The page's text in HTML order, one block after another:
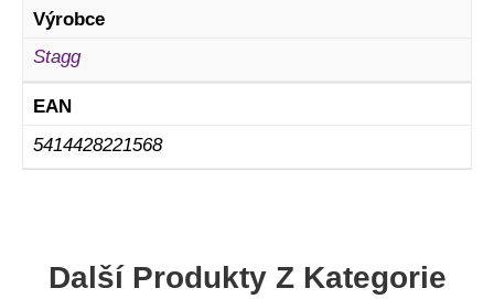
Výrobce
Stagg
EAN
5414428221568
Další Produkty Z Kategorie